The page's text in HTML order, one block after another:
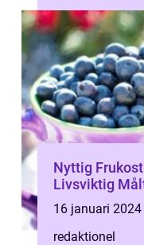
Nyttig
Livsviktig
16 januari 2024
redaktionel